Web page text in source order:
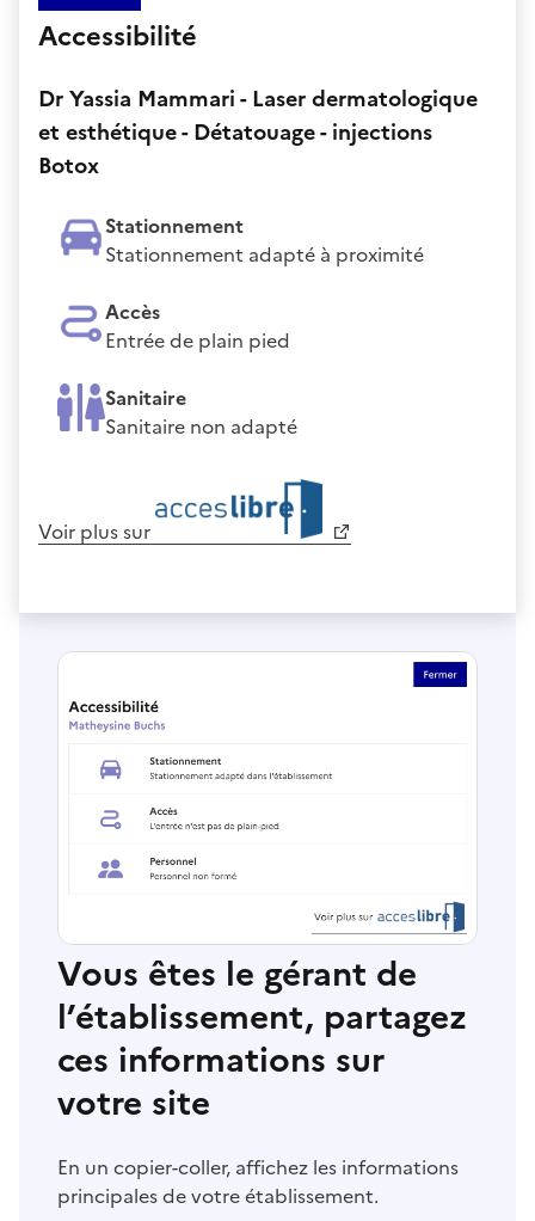
Accessibilité
Dr Yassia Mammari - Laser dermatologique
et esthétique - Détatouage - injections
Botox
Stationnement
Stationnement adapté à proximité
Accès
Entrée de plain pied
Sanitaire
Sanitaire non adapté
Voir plus sur
Vous êtes le gérant de
l’établissement, partagez
ces informations sur
votre site
En un copier-coller, affichez les informations
principales de votre établissement.